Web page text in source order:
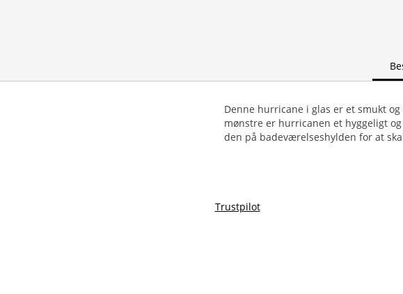
Denne hurricane i glas er et smukt
mønstre er hurricanen et hyggeligt
den på badeværelseshylden for at
Trustpilot